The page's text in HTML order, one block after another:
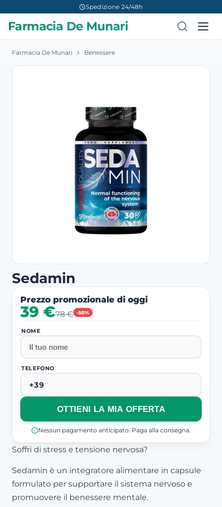
Spedizione 24/48h
Farmacia De Munari
Farmacia De Munari Benessere
Sedamin
Prezzo promozionale di oggi
-50%
39 €78 €
NOME
TELEFONO
OTTIENI LA MIA OFFERTA
Nessun pagamento anticipato. Paga alla consegna.
Soffri di stress e tensione nervosa?
Sedamin è un integratore alimentare in capsule
formulato per supportare il sistema nervoso e
promuovere il benessere mentale.